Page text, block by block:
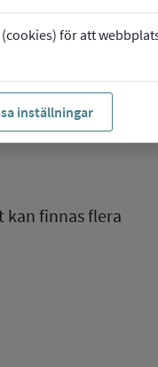
för att
inställningar
kan finnas flera